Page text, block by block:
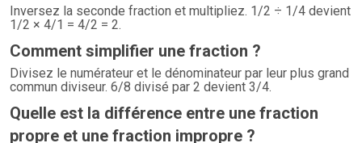
Inversez la seconde fraction et multipliez. 1/2 ÷ 1/4 devient
1/2 × 4/1 = 4/2 = 2.
Comment simplifier une fraction ?
Divisez le numérateur et le dénominateur par leur plus grand
commun diviseur. 6/8 divisé par 2 devient 3/4.
Quelle est la différence entre une fraction
propre et une fraction impropre ?